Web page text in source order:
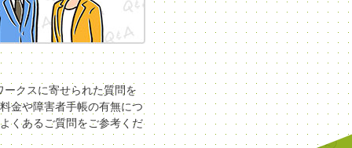
ークスに寄せられた質問を
金や障害者手帳の有無につ
くあるご質問をご参考くだ